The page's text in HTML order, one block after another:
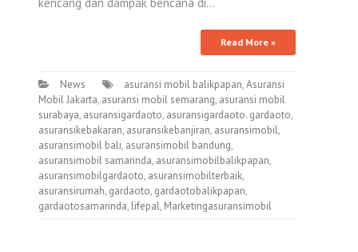
Read More »
News asuransi mobil balikpapan,Asuransi
Mobil Jakarta, asuransi mobil semarang, asuransi mobil
surabaya, asuransigardaoto, asuransigardaoto. gardaoto,
asuransikebakaran, asuransikebanjiran, asuransimobil,
asuransimobil bali, asuransimobil bandung,
asuransimobil samarinda, asuransimobilbalikpapan,
asuransimobilgardaoto, asuransimobilterbaik,
asuransirumah, gardaoto, gardaotobalikpapan,
gardaotosamarinda, lifepal, Marketingasuransimobil